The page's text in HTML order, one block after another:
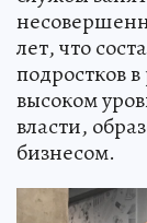
лет, что
подростков
высоком
власти,
бизнесом.